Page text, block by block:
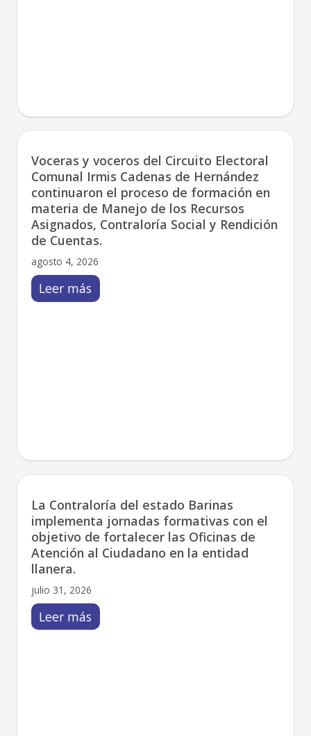
Voceras y voceros del Circuito Electoral
Comunal Irmis Cadenas de Hernández
continuaron el proceso de formación en
materia de Manejo de los Recursos
Asignados, Contraloría Social y Rendición
de Cuentas.
agosto 4, 2026
Leer más
La Contraloría del estado Barinas
implementa jornadas formativas con el
objetivo de fortalecer las Oficinas de
Atención al Ciudadano en la entidad
llanera.
julio 31, 2026
Leer más